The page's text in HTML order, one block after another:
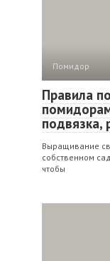
Помидор
Правила
подвязка,
Выращивание
собственном
чтобы